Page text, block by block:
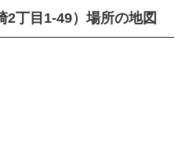
2丁目1-49）場所の地図